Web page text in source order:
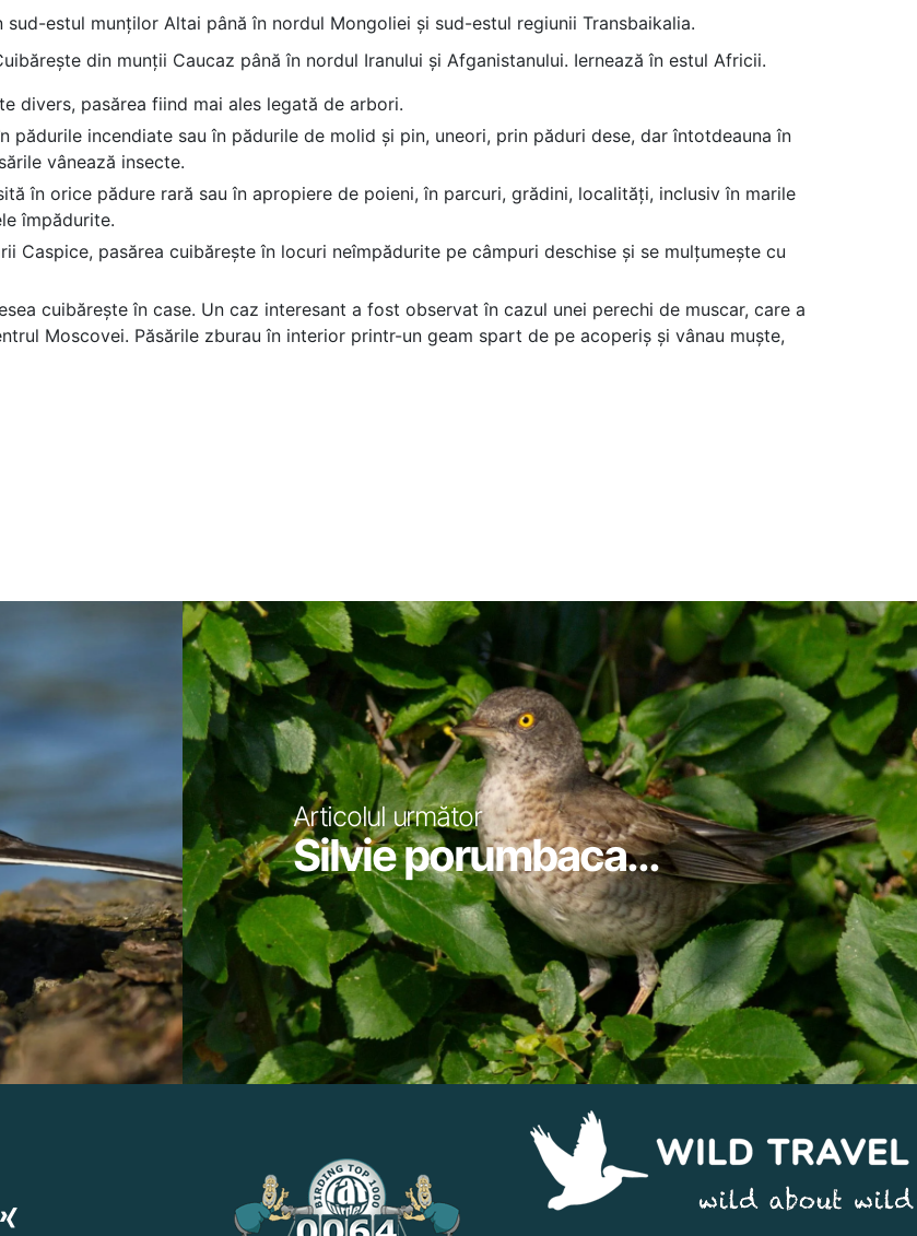
sud-estul munților Altai până în nordul Mongoliei și sud-estul regiunii Transbaikalia.
din munții Caucaz până în nordul Iranului și Afganistanului. Iernează în estul Africii.
divers, pasărea fiind mai ales legată de arbori.
pădurile incendiate sau în pădurile de molid și pin, uneori, prin păduri dese, dar întotdeauna în
vânează insecte.
în orice pădure rară sau în apropiere de poieni, în parcuri, grădini, localități, inclusiv în marile
împădurite.
Caspice, pasărea cuibărește în locuri neîmpădurite pe câmpuri deschise și se mulțumește cu
cuibărește în case. Un caz interesant a fost observat în cazul unei perechi de muscar, care a
Moscovei. Păsările zburau în interior printr-un geam spart de pe acoperiș și vânau muște,
Articolul următor
Silvie porumbaca...